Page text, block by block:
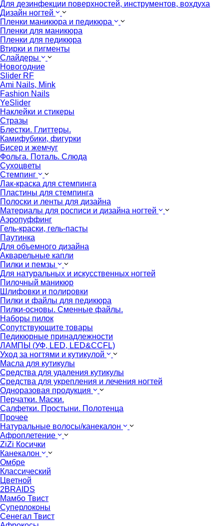
Для дезинфекции поверхностей, инструментов, вохдуха
Дизайн ногтей
Пленки маникюра и педикюра
Пленки для маникюра
Пленки для педикюра
Втирки и пигменты
Слайдеры
Новогодние
Slider RF
Ami Nails, Mink
Fashion Nails
YeSlider
Наклейки и стикеры
Стразы
Блестки. Глиттеры.
Камифубики, фигурки
Бисер и жемчуг
Фольга. Поталь. Слюда
Сухоцветы
Стемпинг
Лак-краска для стемпинга
Пластины для стемпинга
Полоски и ленты для дизайна
Материалы для росписи и дизайна ногтей
Аэропуффинг
Гель-краски, гель-пасты
Паутинка
Для объемного дизайна
Акварельные капли
Пилки и пемзы
Для натуральных и искусственных ногтей
Пилочный маникюр
Шлифовки и полировки
Пилки и файлы для педикюра
Пилки-основы. Сменные файлы.
Наборы пилок
Сопутствующите товары
Педикюрные принадлежности
ЛАМПЫ (УФ, LED, LED&CCFL)
Уход за ногтями и кутикулой
Масла для кутикулы
Средства для удаления кутикулы
Средства для укрепления и лечения ногтей
Одноразовая продукция
Перчатки. Маски.
Салфетки. Простыни. Полотенца
Прочее
Натуральные волосы/канекалон
Афроплетение
ZiZi Косички
Канекалон
Омбре
Классический
Цветной
2BRAIDS
Мамбо Твист
Суперлоконы
Сенегал Твист